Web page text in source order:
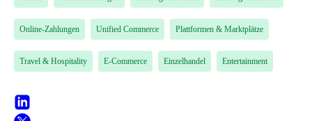
Online-Zahlungen Unified Commerce Plattformen & Marktplätze
Travel & Hospitality E-Commerce Einzelhandel Entertainment